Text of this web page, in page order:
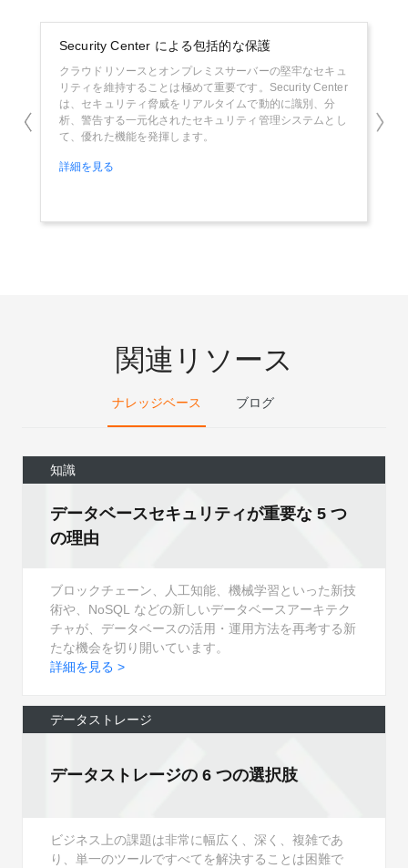
Security Center による包括的な保護
クラウドリソースとオンプレミスサーバーの堅牢なセキュ
リティを維持することは極めて重要です。Security Center
は、セキュリティ脅威をリアルタイムで動的に識別、分
析、警告する一元化されたセキュリティ管理システムとし
て、優れた機能を発揮します。
詳細を見る
関連リソース
ナレッジベース ブログ
知識
データベースセキュリティが重要な 5 つ
の理由
ブロックチェーン、人工知能、機械学習といった新技
術や、NoSQL などの新しいデータベースアーキテク
チャが、データベースの活用・運用方法を再考する新
たな機会を切り開いています。
詳細を見る >
データストレージ
データストレージの 6 つの選択肢
ビジネス上の課題は非常に幅広く、深く、複雑であ
り、単一のツールですべてを解決することは困難で